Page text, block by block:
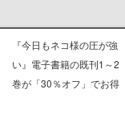
『今日もネコ様の圧が強
い』電子書籍の既刊1～2
巻が「30％オフ」でお得